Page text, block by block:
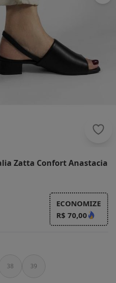
Zatta Confort Anastacia
ECONOMIZE
R$ 70,00
38 39